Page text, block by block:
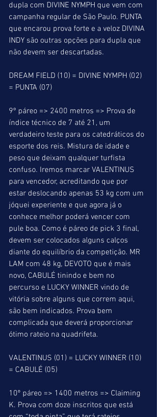
dupla com DIVINE NYMPH que vem com
campanha regular de São Paulo. PUNTA
que encarou prova forte e a veloz DIVINA
INDY são outras opções para dupla que
não devem ser descartadas.
DREAM FIELD (10) = DIVINE NYMPH (02)
= PUNTA (07)
9º páreo => 2400 metros => Prova de
índice técnico de 7 até 21, um
verdadeiro teste para os catedráticos do
esporte dos reis. Mistura de idade e
peso que deixam qualquer turfista
confuso. Iremos marcar VALENTINUS
para vencedor, acreditando que por
estar deslocando apenas 53 kg com um
jóquei experiente e que agora já o
conhece melhor poderá vencer com
pule boa. Como é páreo de pick 3 final,
devem ser colocados alguns calços
diante do equilíbrio da competição. MR
LAM com 48 kg, DEVOTO que é mais
novo, CABULÉ tinindo e bem no
percurso e LUCKY WINNER vindo de
vitória sobre alguns que correm aqui,
são bem indicados. Prova bem
complicada que deverá proporcionar
ótimo rateio na quadrifeta.
VALENTINUS (01) = LUCKY WINNER (10)
= CABULÉ (05)
10º páreo => 1400 metros => Claiming
K. Prova com doze inscritos que está